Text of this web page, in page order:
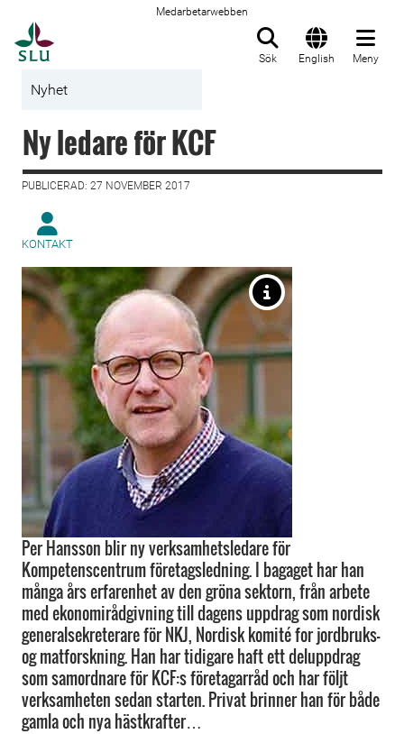
Medarbetarwebben
Sök English Meny
Nyhet
Ny ledare för KCF
PUBLICERAD: 27 NOVEMBER 2017
KONTAKT
Per Hansson blir ny verksamhetsledare för
Kompetenscentrum företagsledning. I bagaget har han
många års erfarenhet av den gröna sektorn, från arbete
med ekonomirådgivning till dagens uppdrag som nordisk
generalsekreterare för NKJ, Nordisk komité for jordbruks-
og matforskning. Han har tidigare haft ett deluppdrag
som samordnare för KCF:s företagarråd och har följt
verksamheten sedan starten. Privat brinner han för både
gamla och nya hästkrafter…